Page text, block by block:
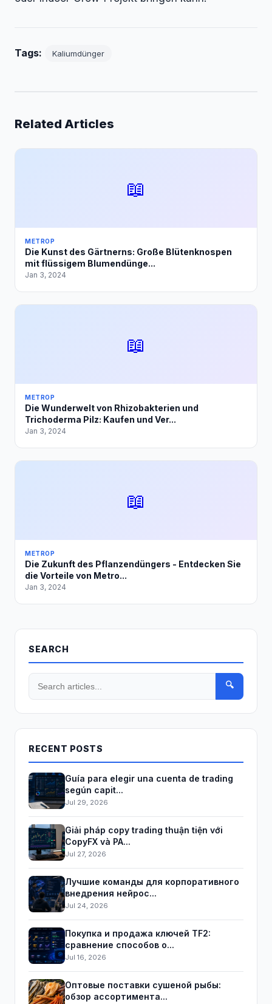
Tags: Kaliumdünger
Related Articles
📖
METROP
Die Kunst des Gärtnerns: Große Blütenknospen
mit flüssigem Blumendünge...
Jan 3, 2024
📖
METROP
Die Wunderwelt von Rhizobakterien und
Trichoderma Pilz: Kaufen und Ver...
Jan 3, 2024
📖
METROP
Die Zukunft des Pflanzendüngers - Entdecken Sie
die Vorteile von Metro...
Jan 3, 2024
SEARCH
🔍
RECENT POSTS
Guía para elegir una cuenta de trading
según capit...
Jul 29, 2026
Giải pháp copy trading thuận tiện với
CopyFX và PA...
Jul 27, 2026
Лучшие команды для корпоративного
внедрения нейрос...
Jul 24, 2026
Покупка и продажа ключей TF2:
сравнение способов о...
Jul 16, 2026
Оптовые поставки сушеной рыбы:
обзор ассортимента...